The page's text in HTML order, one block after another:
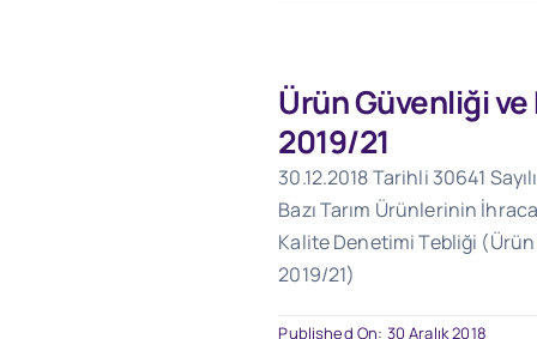
Ürün Güvenliği
2019/21
30.12.2018 Tarihli 30641
Bazı Tarım Ürünlerinin
Kalite Denetimi Tebliği
2019/21)
Published On: 30 Aralık 2018